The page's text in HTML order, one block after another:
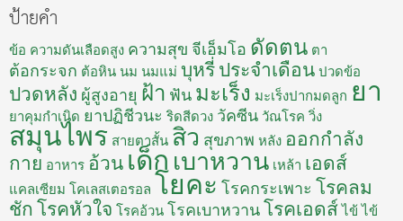
ป้ายคำ
ข้อ ความดันเลือดสูง ความสุข จีเอ็มโอ ดัดตน ตา
ต้อกระจก ต้อหิน นม นมแม่ บุหรี่ ประจำเดือน ปวดข้อ
ปวดหลัง ผู้สูงอายุ ฝ้า ฟัน มะเร็ง มะเร็งปากมดลูก ยา
ยาคุมกำเนิด ยาปฏิชีวนะ ริดสีดวง วัคซีน วัณโรค วิ่ง
สมุนไพร สายตาสั้น สิว สุขภาพ หลัง ออกกำลัง
กาย อาหาร อ้วน เด็ก เบาหวาน เหล้า เอดส์
แคลเซียม โคเลสเตอรอล โยคะ โรคกระเพาะ โรคลม
ชัก โรคหัวใจ โรคอ้วน โรคเบาหวาน โรคเอดส์ ไข้ ไข้